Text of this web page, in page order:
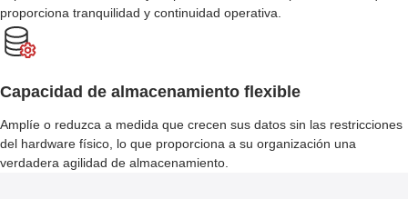
proporciona tranquilidad y continuidad operativa.
Capacidad de almacenamiento flexible
Amplíe o reduzca a medida que crecen sus datos sin las restricciones
del hardware físico, lo que proporciona a su organización una
verdadera agilidad de almacenamiento.